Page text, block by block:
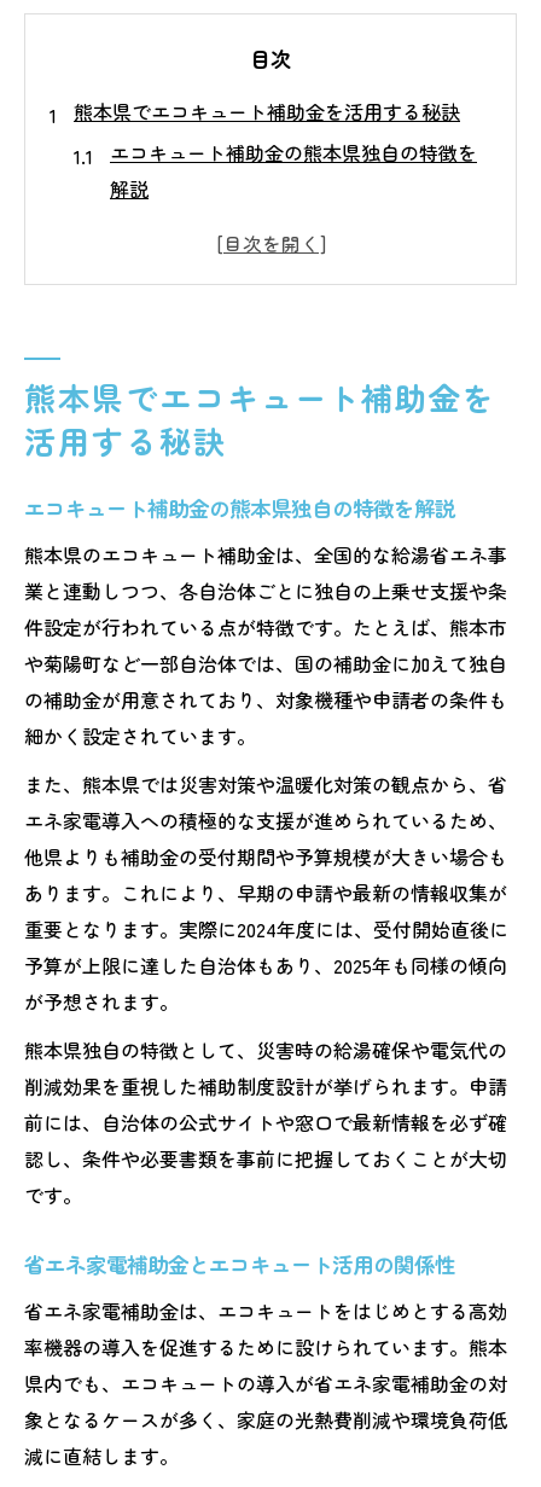
目次
熊本県でエコキュート補助金を活用する秘訣
エコキュート補助金の熊本県独自の特徴を
解説
省エネ家電補助金とエコキュート活用の関
給湯省エネ2025事業とエコキュートの連動
ポイント
エコキュート補助金を活用する際の注意点
と成功例
エコキュート補助金申請に必要な基本条件
を整理
省エネ家電補助金2025年の対象機種をチェ
ック
熊本県エコキュート補助金の申請期間と注
意点
エコキュート設置時に求められる給湯効率
の要件
補助金申請時に提出が必要な書類と手続き
の流れ
エコキュート導入時に押さえたい最新動向
2025年エコキュートの最新補助金動向を総
まとめ
熊本県の省エネ家電補助金トレンドとエコ
キュート
エコキュート導入時に理解すべき制度変更
解説
エコキュート交換や新設時の注目機能と補
助金対応
補助金で賢く省エネ設備へ切り替える方法
エコキュート補助金利用で省エネ設備導入
を実現
熊本県でエコキュート補助金を
活用する秘訣
エコキュート補助金の熊本県独自の特徴を解説
熊本県のエコキュート補助金は、全国的な給湯省エネ事
業と連動しつつ、各自治体ごとに独自の上乗せ支援や条
件設定が行われている点が特徴です。たとえば、熊本市
や菊陽町など一部自治体では、国の補助金に加えて独自
の補助金が用意されており、対象機種や申請者の条件も
細かく設定されています。
また、熊本県では災害対策や温暖化対策の観点から、省
エネ家電導入への積極的な支援が進められているため、
他県よりも補助金の受付期間や予算規模が大きい場合も
あります。これにより、早期の申請や最新の情報収集が
重要となります。実際に2024年度には、受付開始直後に
予算が上限に達した自治体もあり、2025年も同様の傾向
が予想されます。
熊本県独自の特徴として、災害時の給湯確保や電気代の
削減効果を重視した補助制度設計が挙げられます。申請
前には、自治体の公式サイトや窓口で最新情報を必ず確
認し、条件や必要書類を事前に把握しておくことが大切
です。
省エネ家電補助金とエコキュート活用の関係性
省エネ家電補助金は、エコキュートをはじめとする高効
率機器の導入を促進するために設けられています。熊本
県内でも、エコキュートの導入が省エネ家電補助金の対
象となるケースが多く、家庭の光熱費削減や環境負荷低
減に直結します。